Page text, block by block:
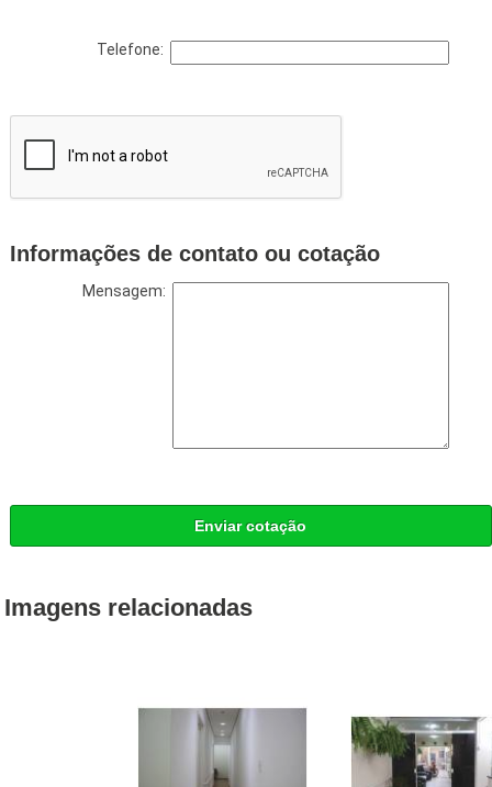
Telefone:
Informações de contato ou cotação
Mensagem:
Enviar cotação
Imagens relacionadas